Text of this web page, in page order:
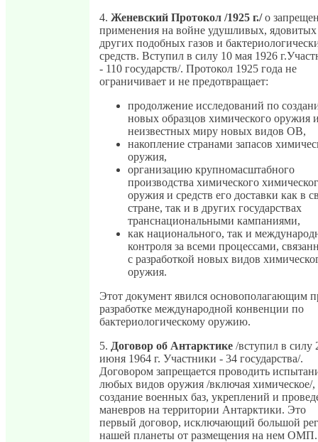
4. Женевский Протокол /1925 г./о
применения на войне удушливых,
других подобных газов и
средств. Вступил в силу 10 мая 1926
- 110 государств/. Протокол 1925 года не
ограничивает и не предотвращает:
продолжение исследований по
новых образцов химического оружия
неизвестных миру новых видов ОВ,
накопление странами запасов
оружия,
организацию крупномасштабного
производства химического
оружия и средств его доставки как в
стране, так и в других государствах
транснациональными кампаниями,
как национального, так и
контроля за всеми процессами,
с разработкой новых видов
оружия.
Этот документ явился основополагающим
разработке международной конвенции по
бактериологическому оружию.
5. Договор об Антарктике /вступил в силу
июня 1964 г. Участники - 34 государства/.
Договором запрещается проводить
любых видов оружия /включая химическое/,
создание военных баз, укреплений и
маневров на территории Антарктики. Это
первый договор, исключающий большой
нашей планеты от размещения на нем ОМП.